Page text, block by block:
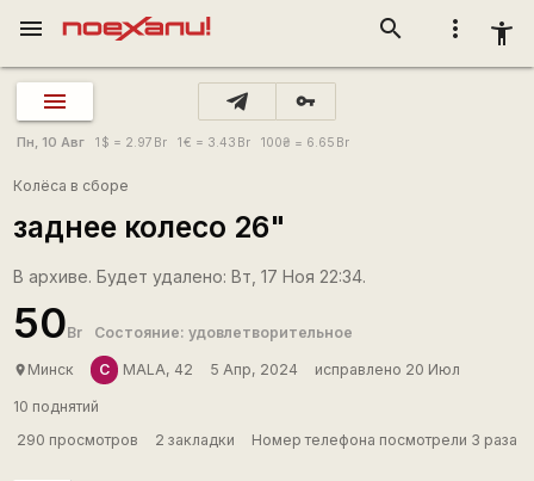
more_vert accessibility_new
search
menu
vpn_key
Пн, 10 Авг 1 $ = 2.97 Br 1€ = 3.43 Br 100₴ = 6.65 Br
Колёса в сборе
заднее колесо 26"
В архиве. Будет удалено: Вт, 17 Ноя 22:34.
50Br Состояние: удовлетворительное
place Минск С MALA, 42 5 Апр, 2024 исправлено 20 Июл
10 поднятий
290 просмотров
2 закладки Номер телефона посмотрели 3 раза